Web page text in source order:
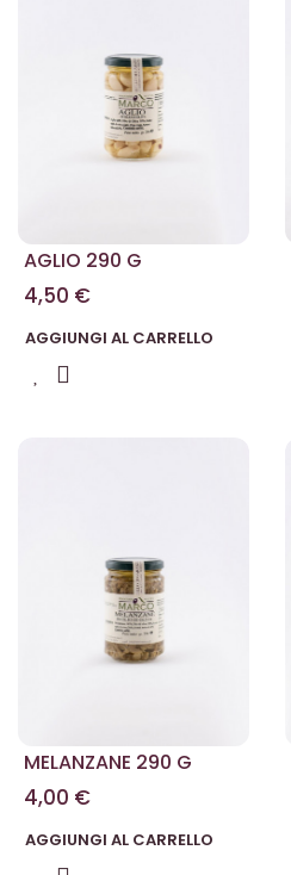
AGLIO 290 G
4,50 €
AGGIUNGI AL CARRELLO
MELANZANE 290 G
4,00 €
AGGIUNGI AL CARRELLO